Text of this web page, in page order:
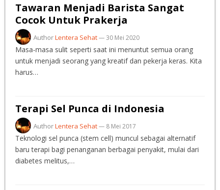
Tawaran Menjadi Barista Sangat
Cocok Untuk Prakerja
AuthorLentera Sehat—30 Mei 2020
Masa-masa sulit seperti saat ini menuntut semua orang
untuk menjadi seorang yang kreatif dan pekerja keras. Kita
harus…
Terapi Sel Punca di Indonesia
AuthorLentera Sehat— 8 Mei 2017
Teknologi sel punca (stem cell) muncul sebagai alternatif
baru terapi bagi penanganan berbagai penyakit, mulai dari
diabetes melitus,…